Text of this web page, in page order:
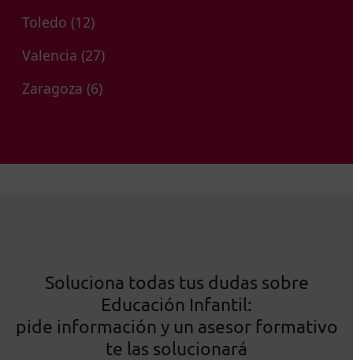
Toledo (12)
Valencia (27)
Zaragoza (6)
Soluciona todas tus dudas sobre
Educación Infantil:
pide información y un asesor formativo
te las solucionará